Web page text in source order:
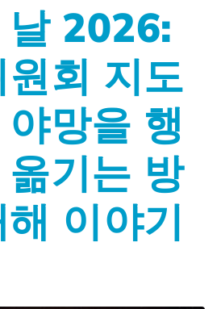
날 2026:
회 지도
망을 행
기는 방
이야기